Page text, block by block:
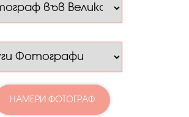
НАМЕРИ ФОТОГРАФ